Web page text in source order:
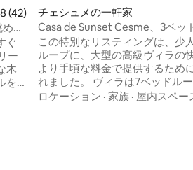
ー42件、5つ星中4.98つ星の平均評価
(42)
が
ぐ
ー
木
を
ト
チェシュメの一軒家
Casa de Sunset Cesme、3ベッ
ム、プール、光ファイバー、海
この特別なリスティングは、少
ループに、大型の高級ヴィラの
より手頃な料金で提供するため
れました。 ヴィラは7ベッドル
施設ですが、最大6名様のご予約
ロケーション · 家族 · 屋内スペー